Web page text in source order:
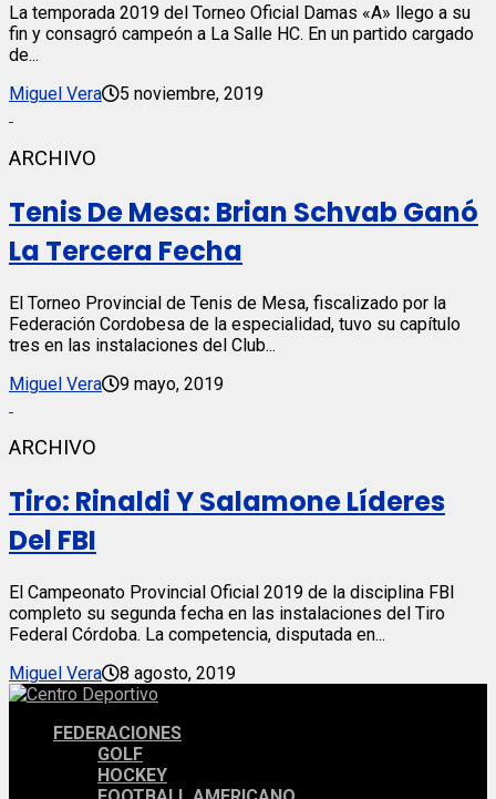
La temporada 2019 del Torneo Oficial Damas «A» llego a su
fin y consagró campeón a La Salle HC. En un partido cargado
de...
Miguel Vera
5 noviembre, 2019
ARCHIVO
Tenis De Mesa: Brian Schvab Ganó
La Tercera Fecha
El Torneo Provincial de Tenis de Mesa, fiscalizado por la
Federación Cordobesa de la especialidad, tuvo su capítulo
tres en las instalaciones del Club...
Miguel Vera
9 mayo, 2019
ARCHIVO
Tiro: Rinaldi Y Salamone Líderes
Del FBI
El Campeonato Provincial Oficial 2019 de la disciplina FBI
completo su segunda fecha en las instalaciones del Tiro
Federal Córdoba. La competencia, disputada en...
Miguel Vera
8 agosto, 2019
FEDERACIONES
GOLF
HOCKEY